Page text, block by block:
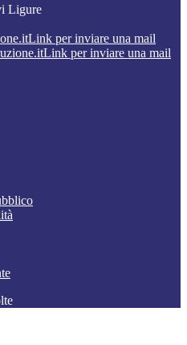
Ligure
Link per inviare una mail
Link per inviare una mail